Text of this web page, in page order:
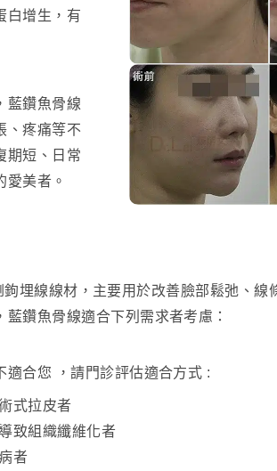
白增生，有
藍鑽魚骨線
、疼痛等不
期短、日常
愛美者。
埋線線材，主要用於改善臉部鬆弛、線
鑽魚骨線適合下列需求者考慮：
合您 ，請門診評估適合方式 :
式拉皮者
致組織纖維化者
者